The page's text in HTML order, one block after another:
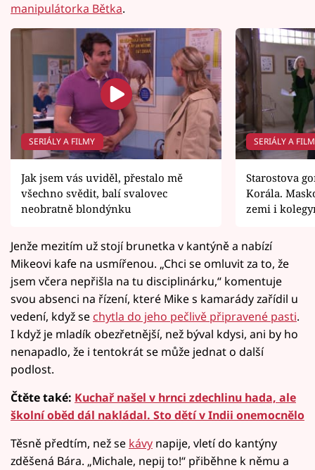
manipulátorka Bětka.
SERIÁLY A FILMY
Jak jsem vás uviděl, přestalo mě
všechno svědit, balí svalovec
neobratně blondýnku
SERIÁLY A
Starostova
Korála.
zemi i
Jenže mezitím už stojí brunetka v kantýně a nabízí
Mikeovi kafe na usmířenou. „Chci se omluvit za to, že
jsem včera nepřišla na tu disciplinárku,“ komentuje
svou absenci na řízení, které Mike s kamarády zařídil u
vedení, když se chytla do jeho pečlivě připravené pasti.
I když je mladík obezřetnější, než býval kdysi, ani by ho
nenapadlo, že i tentokrát se může jednat o další
podlost.
Čtěte také: Kuchař našel v hrnci zdechlinu hada, ale
školní oběd dál nakládal. Sto dětí v Indii onemocnělo
Těsně předtím, než se kávy napije, vletí do kantýny
zděšená Bára. „Michale, nepij to!“ přiběhne k němu a